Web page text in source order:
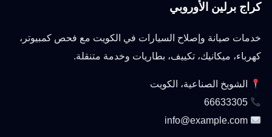
كراج برلين الأوروبي
خدمات صيانة وإصلاح السيارات في الكويت مع فحص كمبيوتر،
كهرباء، ميكانيك، تكييف، بطاريات وخدمة متنقلة.
الشويخ الصناعية، الكويت
66633305
info@example.com